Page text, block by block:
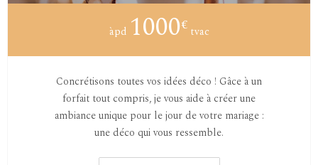
àpd 1000€ tvac
Concrétisons toutes vos idées déco ! Gâce à un
forfait tout compris, je vous aide à créer une
ambiance unique pour le jour de votre mariage :
une déco qui vous ressemble.